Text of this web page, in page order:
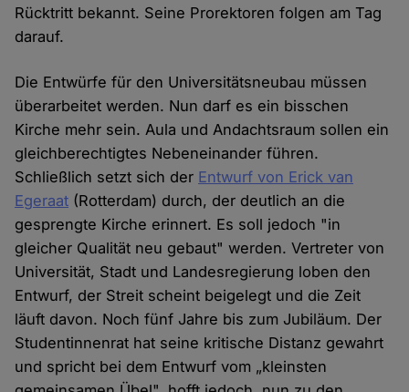
Rücktritt bekannt. Seine Prorektoren folgen am Tag
darauf.
Die Entwürfe für den Universitätsneubau müssen
überarbeitet werden. Nun darf es ein bisschen
Kirche mehr sein. Aula und Andachtsraum sollen ein
gleichberechtigtes Nebeneinander führen.
Schließlich setzt sich der Entwurf von Erick van
Egeraat (Rotterdam) durch, der deutlich an die
gesprengte Kirche erinnert. Es soll jedoch "in
gleicher Qualität neu gebaut" werden. Vertreter von
Universität, Stadt und Landesregierung loben den
Entwurf, der Streit scheint beigelegt und die Zeit
läuft davon. Noch fünf Jahre bis zum Jubiläum. Der
Studentinnenrat hat seine kritische Distanz gewahrt
und spricht bei dem Entwurf vom „kleinsten